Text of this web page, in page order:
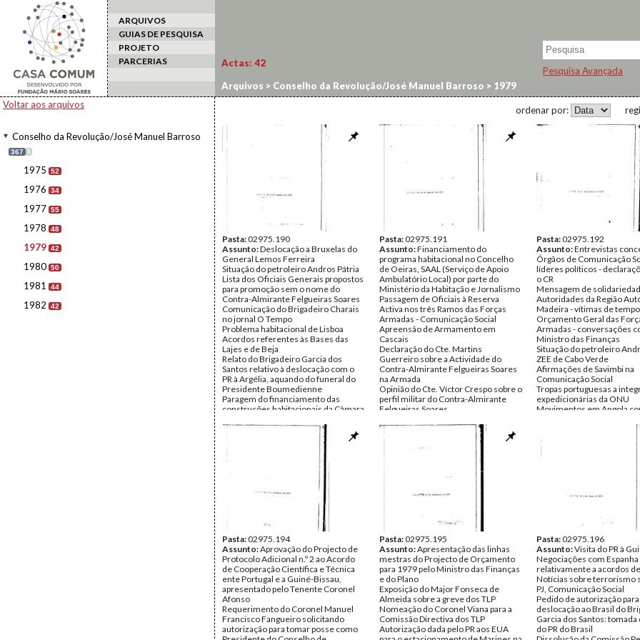
ARQUIVOS
GUIAS DE PESQUISA
PROJETO
PARCERIAS
Pesquisa Avançada
Voltar aos arquivos
Conselho da Revolução/José Manuel Barroso
367 I
1975 52
1976 34
1977 55
1978 48
1979 42
1980 50
1981 44
1982 42
Actas: 42
Arquivos > Conselho da Revolução/José Manuel Barroso > 1979
ordenar por:
Pasta:02975.190
Assunto:Deslocação a Bruxelas do
General Lemos Ferreira
Situação do petroleiro Andros Pátria
Lista dos Oficiais Generais propostos
para promoção sem o nome do
Contra-Almirante Felgueiras Soares
Comunicação do Brigadeiro Charais
no jornal O Tempo
Problema habitacional de Lisboa
Acordos referentes às Bases das
Lajes e de Beja
Relato do Brigadeiro Garcia dos
Santos relativo à deslocação com o
PR à Argélia, aquando do funeral do
Presidente Boumedienne
Paragem do financiamento das
construções habitacionais da Câmara
(Serviço de Apoio Ambulatório Local)
Vencimentos das Secretárias dos
Ministros e os das dos Conselheiros
Orçamento das Forças Armadas para
1979 - conversações com o Ministro
Afirmações do General Spínola sobre
o Tenente Coronel Melo Antunes no
livro Portugal, País sem Rumo -
negociações com a FRELIMO em
Moçambique sobre a
descolonização; negociações de MS
em Lusaka; General Costa Gomes;
deslocação de Melo Antunes a Dar-
Es-Salam com o Comandante
Almeida e Costa
Solicitação de entrevistas: Comissão
de Pais de Alunos da Escola de
Urbanização da Portela e CGTP /
Intersindical
Ofício do Ministério dos Negócios
Pasta:02975.191
Assunto:Financiamento do
programa habitacional no Concelho
de Oeiras, SAAL (Serviço de Apoio
Ambulatório Local) por parte do
Ministério da Habitação e Jornalismo
Passagem de Oficiais à Reserva
Activa nos três Ramos das Forças
Armadas - Comunicação Social
Apreensão de Armamento em
Cascais
Declaração do Cte. Martins
Guerreiro sobre a Actividade do
Contra-Almirante Felgueiras Soares
na Armada
Opinião do Cte. Víctor Crespo sobre o
perfil militar do Contra-Almirante
Felgueiras Soares
dos ministros
Ronda inquérito feita às Farmácias de
Lisboa - insuficiência de
medicamentos e de farmácias de
Solicitação de audiências por
familiares de militares e ex-militares
presos na Trafaria e pela União dos
Reunião do Movimento para a Paz e
Cooperação em Berlim, convite ao
Capitão Sousa e Castro pela
Comissão Portuguesa
Promulgação dos Projectos de DL n.º
1613/78 e n.º 1565/78
Apreciação do Parecer n.º 24/78 da
Comissão Constitucional -
inconstitucionalidade do DL n.º 841-
B/76 sobre quotizações sindicais,
declarações de voto do Coronel
Ribeiro Cardoso e do Major Vasco
Pasta:02975.192
Assunto:Entrevistas
Órgãos de Comunicação
líderes políticos -
o CR
Mensagem de
Autoridades da Região
Madeira - vítimas de
Orçamento Geral das
Armadas - conversações
Ministro das Finanças
Situação do petroleiro
ZEE de Cabo Verde
Afirmações de Savimbi na
Comunicação Social
Tropas portuguesas a
expedicionárias da ONU
Movimentos em Angola
Cooperação entre
Verde - visita do Presidente
Verde a Portugal
Solicitação de entrevista ao
Conselho das
Governamentais para o
da Criança
Apreciação da
Projecto de D-L n.º 62/79 -
Provisório da RDP -
voto do Cte. Almeida e
Major Vasco Lourenço
Projectos de Acordo de
Técnico-Militar entre o
Português e o Estado da
Bissau - protocolo adicional
Aprovação dos diplomas
Reestruturação do Quadro
junto das Embaixadas de
estrangeiro; Normas de
Pasta:02975.194
Assunto:Aprovação do Projecto de
Protocolo Adicional n.º 2 ao Acordo
de Cooperação Científica e Técnica
ente Portugal e a Guiné-Bissau,
apresentado pelo Tenente Coronel
Afonso
Requerimento do Coronel Manuel
Francisco Fangueiro solicitando
autorização para tomar posse como
Pasta:02975.195
Assunto:Apresentação das linhas
mestras do Projecto de Orçamento
para 1979 pelo Ministro das Finanças
e do Plano
Exposição do Major Fonseca de
Almeida sobre a greve dos TLP
Nomeação do Coronel Viana para a
Comissão Directiva dos TLP
Autorização dada pelo PR aos EUA
Pasta:02975.196
Assunto:Visita do PR à
Negociações com Espanha
relativamente a acordos
Notícias sobre terrorismo
PJ, Comunicação Social
Pedido de autorização para
deslocação ao Brasil do
Garcia dos Santos: tomada
do PR do Brasil